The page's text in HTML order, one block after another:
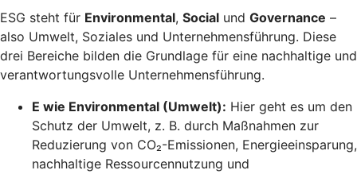
ESG steht für Environmental, Social und Governance –
also Umwelt, Soziales und Unternehmensführung. Diese
drei Bereiche bilden die Grundlage für eine nachhaltige und
verantwortungsvolle Unternehmensführung.
E wie Environmental (Umwelt): Hier geht es um den
Schutz der Umwelt, z. B. durch Maßnahmen zur
Reduzierung von CO₂-Emissionen, Energieeinsparung,
nachhaltige Ressourcen­nutzung und